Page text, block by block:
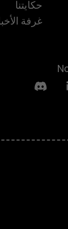
حكايتنا
غرفة
Discord